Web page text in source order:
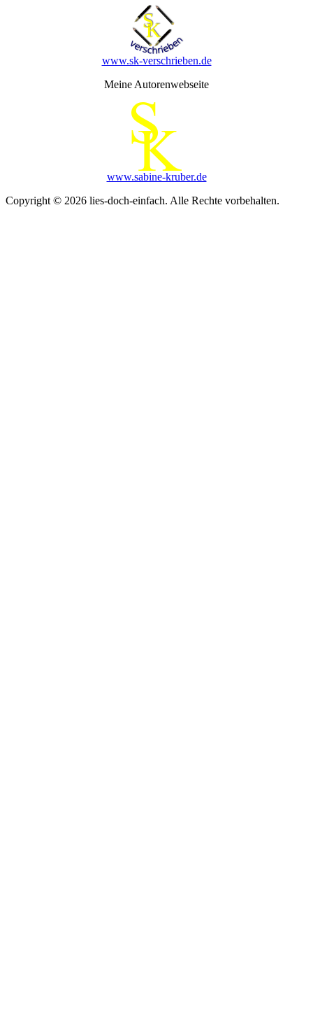
www.sk-verschrieben.de
Meine Autorenwebseite
www.sabine-kruber.de
Copyright © 2026 lies-doch-einfach. Alle Rechte vorbehalten.